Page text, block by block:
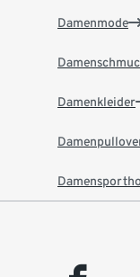
Damenmode
Damenkleider